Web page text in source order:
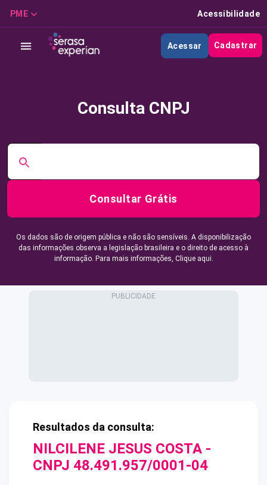
PME Acessibilidade
Acessar Cadastrar
Consulta CNPJ
Consultar Grátis
Os dados são de origem pública e não são sensíveis. A disponibilização
das informações observa a legislação brasileira e o direito de acesso à
informação. Para mais informações, Clique aqui.
Resultados da consulta:
NILCILENE JESUS COSTA -
CNPJ 48.491.957/0001-04